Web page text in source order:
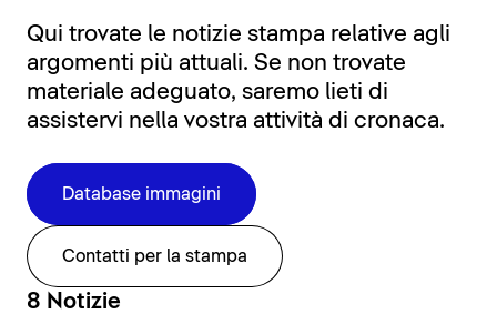
Qui trovate le notizie stampa relative agli
argomenti più attuali. Se non trovate
materiale adeguato, saremo lieti di
assistervi nella vostra attività di cronaca.
Database immagini
Contatti per la stampa
8 Notizie